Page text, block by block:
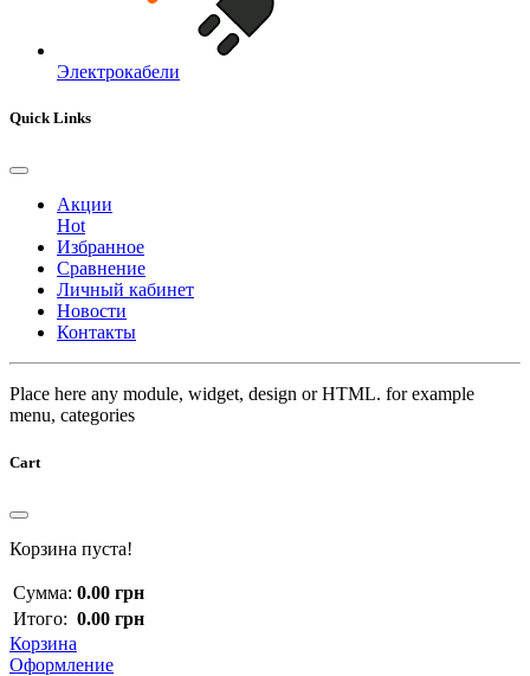
Электрокабели
Quick Links
Акции
Hot
Избранное
Сравнение
Личный кабинет
Новости
Контакты
Place here any module, widget, design or HTML. for example
menu, categories
Cart
Корзина пуста!
Сумма: 0.00 грн
Итого: 0.00 грн
Корзина
Оформление